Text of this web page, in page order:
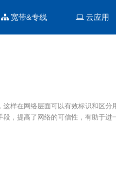
宽带&专线 云应用
样在网络层面可以有效标识和区分
，提高了网络的可信性，有助于进